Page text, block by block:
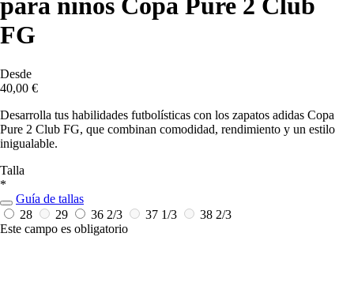
para niños Copa Pure 2 Club
FG
Desde
40,00 €
Desarrolla tus habilidades futbolísticas con los zapatos adidas Copa
Pure 2 Club FG, que combinan comodidad, rendimiento y un estilo
inigualable.
Talla
*
Guía de tallas
28
29 36 2/3 37 1/3
38 2/3
Este campo es obligatorio